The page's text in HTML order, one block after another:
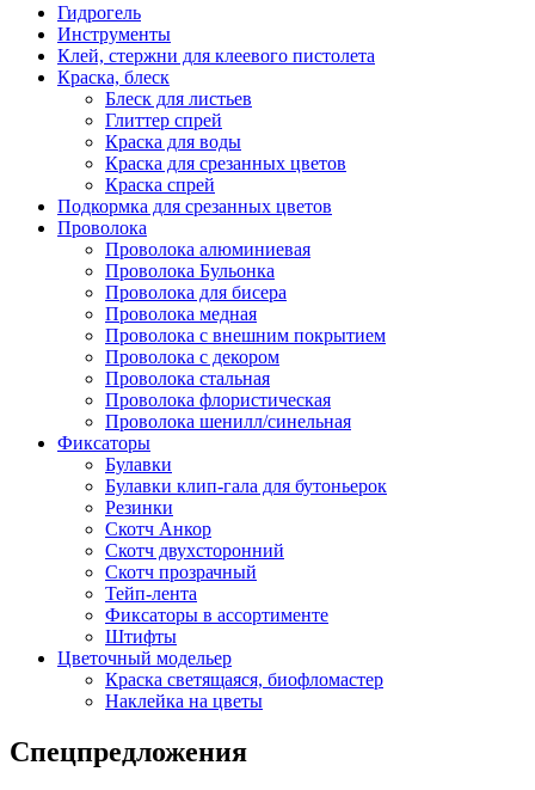
Гидрогель
Инструменты
Клей, стержни для клеевого пистолета
Краска, блеск
Блеск для листьев
Глиттер спрей
Краска для воды
Краска для срезанных цветов
Краска спрей
Подкормка для срезанных цветов
Проволока
Проволока алюминиевая
Проволока Бульонка
Проволока для бисера
Проволока медная
Проволока с внешним покрытием
Проволока с декором
Проволока стальная
Проволока флористическая
Проволока шенилл/синельная
Фиксаторы
Булавки
Булавки клип-гала для бутоньерок
Резинки
Скотч Анкор
Скотч двухсторонний
Скотч прозрачный
Тейп-лента
Фиксаторы в ассортименте
Штифты
Цветочный модельер
Краска светящаяся, биофломастер
Наклейка на цветы
Спецпредложения